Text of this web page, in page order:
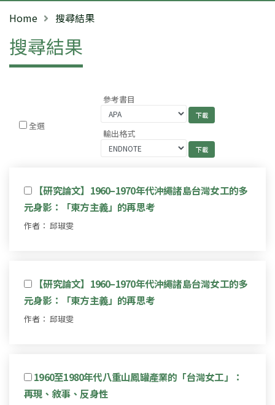
Home 搜尋結果
搜尋結果
全選
參考書目
輸出格式
【研究論文】1960–1970年代沖繩諸島台灣女工的多
元身影：「東方主義」的再思考
作者： 邱琡雯
【研究論文】1960–1970年代沖繩諸島台灣女工的多
元身影：「東方主義」的再思考
作者： 邱琡雯
1960至1980年代八重山鳳罐產業的「台灣女工」：
再現、敘事、反身性